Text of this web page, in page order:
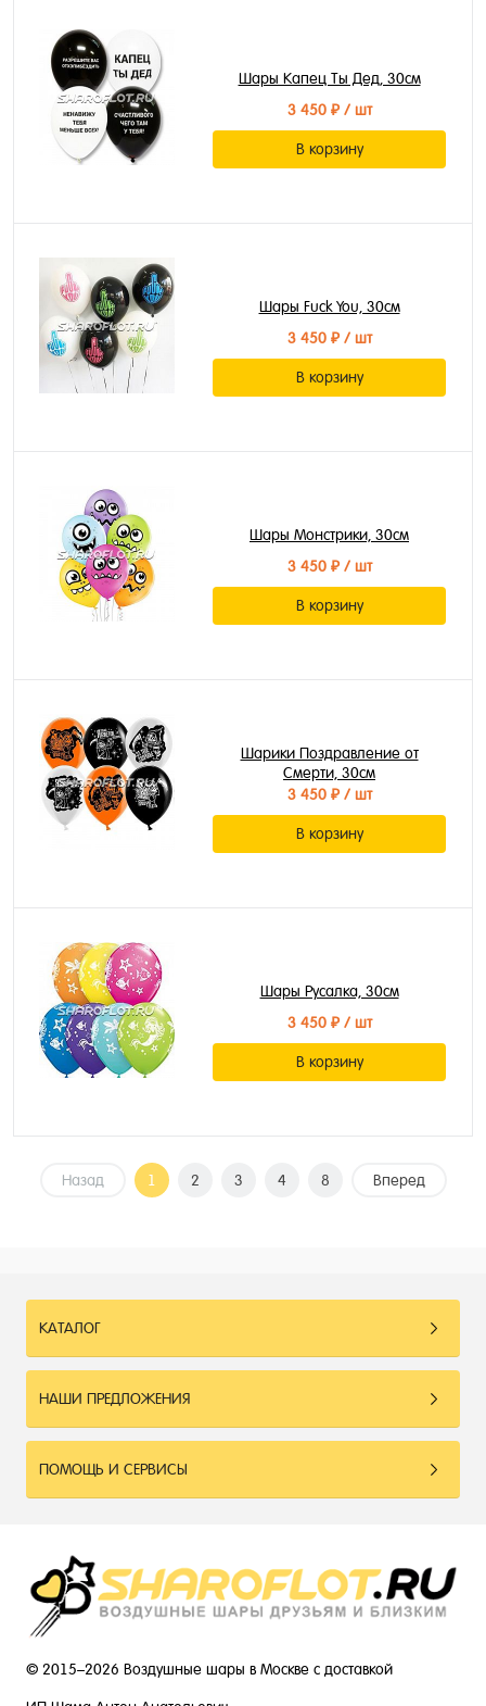
Шары Капец Ты Дед, 30см
3 450 ₽/ шт
В корзину
Шары Fuck You, 30см
3 450 ₽/ шт
В корзину
Шары Монстрики, 30см
3 450 ₽/ шт
В корзину
Шарики Поздравление от
Смерти, 30см
3 450 ₽/ шт
В корзину
Шары Русалка, 30см
3 450 ₽/ шт
В корзину
Назад 1 2 3 4 8 Вперед
КАТАЛОГ
НАШИ ПРЕДЛОЖЕНИЯ
ПОМОЩЬ И СЕРВИСЫ
© 2015–2026 Воздушные шары в Москве с доставкой